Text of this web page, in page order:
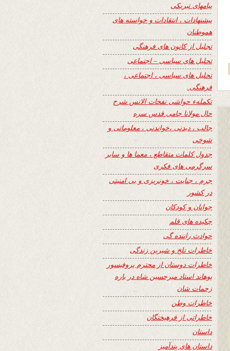
پیامهای تبریکی
پیشنهادات ، انتقادات و خواسته های
هموطنان
تجلیل از کانون های فرهنگی
تحلیل های سیاسی – اجتماعی
تحلیل های سیاسی ، اجتماعی ،
فرهنگی.
تکملهء حواشی نفحات الانس شرح
حال مولانا جامی قدس سره
جالب ، دیدنی ،خواندنی ، معلوماتی و
شوخی
جدول کلمات متقاطع ، معما ها و سایر
سرگرمی های فکری
جرم ، جنایت ، خونریزی و بی امنیتی
در کشور
جوانان و کودکان
چکیده های قلم
حوادث راننده گی
خاطرات تلخ و شیرین زندگی
خاطرات دوستان از محترم پروفیسور
پوهاند استاد میرحسین شاه در باره
زحمات شان
خاطرات وطن
خاطراتی از فرهیختگان
داستان
داستان های پندآمیز